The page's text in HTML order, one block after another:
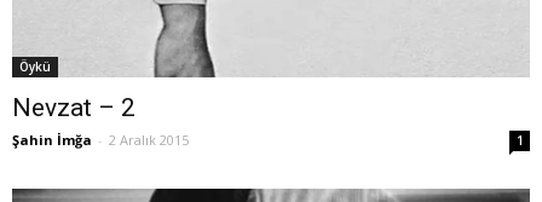
Öykü
Nevzat – 2
Şahin İmğa - 2 Aralık 2015 1